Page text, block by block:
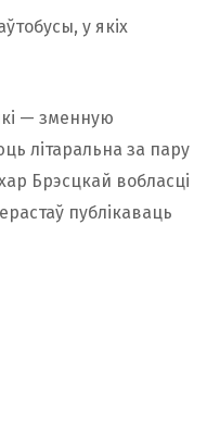
у якіх
— зменную
літаральна за пару
Брэсцкай вобласці
публікаваць